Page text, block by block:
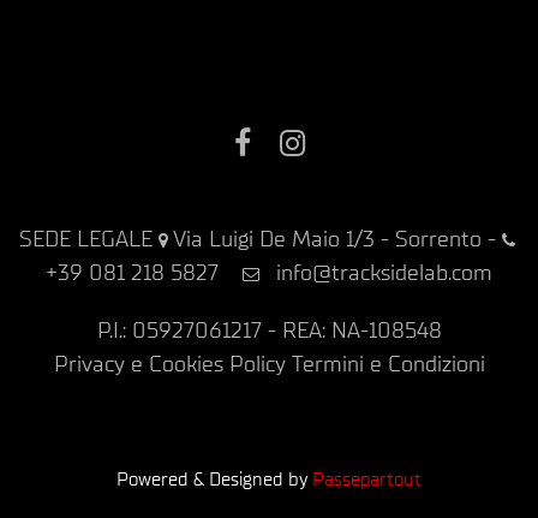
Facebook
SEDE LEGALE Via Luigi De Maio 1/3 - Sorrento -
+39 081 218 5827
info@tracksidelab.com
P.I.: 05927061217 - REA: NA-108548
Privacy e Cookies Policy Termini e Condizioni
Powered & Designed by Passepartout